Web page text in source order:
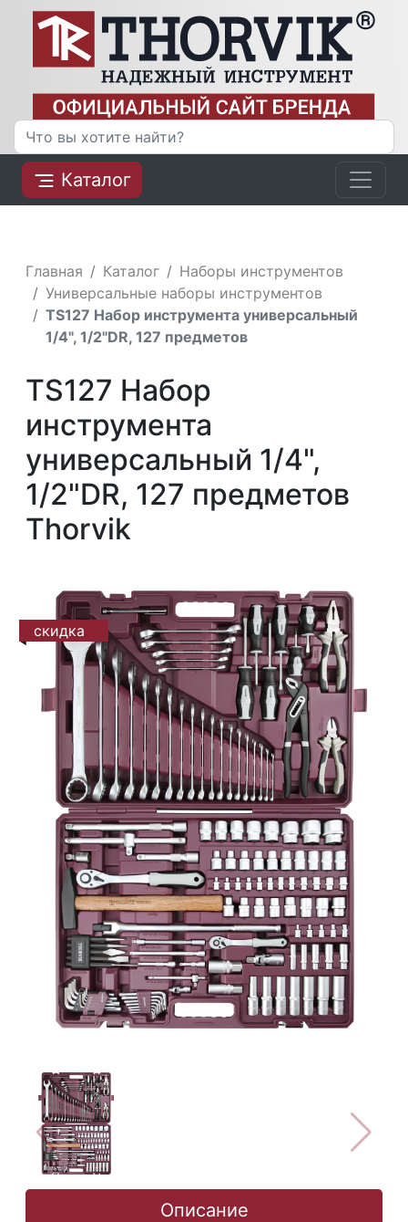
Каталог
Главная Каталог
Наборы инструментов
Универсальные наборы инструментов
TS127 Набор инструмента универсальный
1/4", 1/2"DR, 127 предметов
TS127 Набор
инструмента
универсальный 1/4",
1/2"DR, 127 предметов
Thorvik
скидка
Описание